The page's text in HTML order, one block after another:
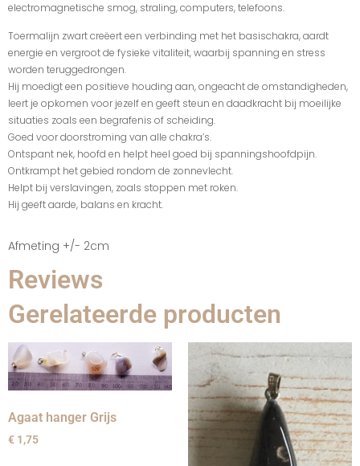
electromagnetische smog, straling, computers, telefoons.
Toermalijn zwart creëert een verbinding met het basischakra, aardt
energie en vergroot de fysieke vitaliteit, waarbij spanning en stress
worden teruggedrongen.
Hij moedigt een positieve houding aan, ongeacht de omstandigheden,
leert je opkomen voor jezelf en geeft steun en daadkracht bij moeilijke
situaties zoals een begrafenis of scheiding.
Goed voor doorstroming van alle chakra’s.
Ontspant nek, hoofd en helpt heel goed bij spanningshoofdpijn.
Ontkrampt het gebied rondom de zonnevlecht.
Helpt bij verslavingen, zoals stoppen met roken.
Hij geeft aarde, balans en kracht.
Afmeting +/- 2cm
Reviews
Gerelateerde producten
Agaat hanger Grijs
€ 1,75